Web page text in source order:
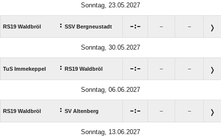
Sonntag, 23.05.2027
RS19 Waldbröl : SSV Bergneustadt : – –
Sonntag, 30.05.2027
TuS Immekeppel : RS19 Waldbröl : – –
Sonntag, 06.06.2027
RS19 Waldbröl : SV Altenberg : – –
Sonntag, 13.06.2027